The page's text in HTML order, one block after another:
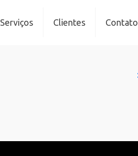
Serviços Clientes Contato